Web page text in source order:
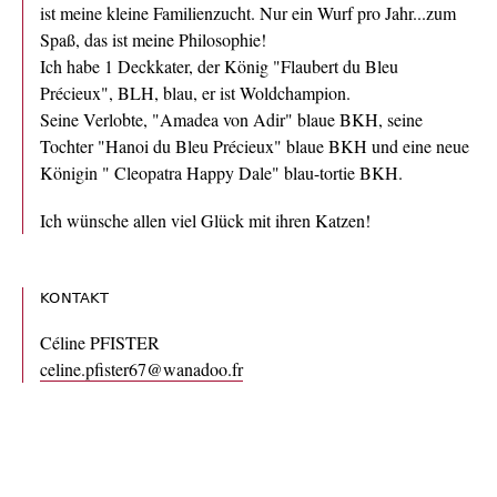
ist meine kleine Familienzucht. Nur ein Wurf pro Jahr...zum
Spaß, das ist meine Philosophie!
Ich habe 1 Deckkater, der König "Flaubert du Bleu
Précieux", BLH, blau, er ist Woldchampion.
Seine Verlobte, "Amadea von Adir" blaue BKH, seine
Tochter "Hanoi du Bleu Précieux" blaue BKH und eine neue
Königin " Cleopatra Happy Dale" blau-tortie BKH.
Ich wünsche allen viel Glück mit ihren Katzen!
KONTAKT
Céline PFISTER
celine.pfister67@wanadoo.fr